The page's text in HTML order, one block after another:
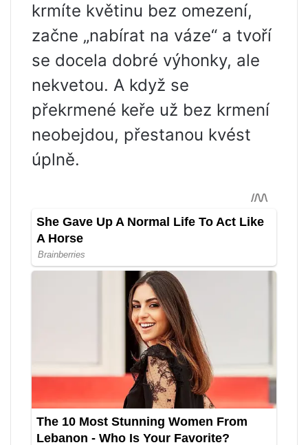
krmíte květinu bez omezení,
začne „nabírat na váze“ a tvoří
se docela dobré výhonky, ale
nekvetou. A když se
překrmené keře už bez krmení
neobejdou, přestanou kvést
úplně.